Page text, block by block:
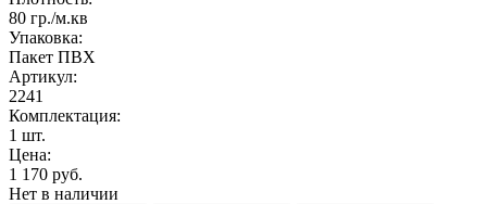
80 гр./м.кв
Упаковка:
Пакет ПВХ
Артикул:
2241
Комплектация:
1 шт.
Цена:
1 170 руб.
Нет в наличии